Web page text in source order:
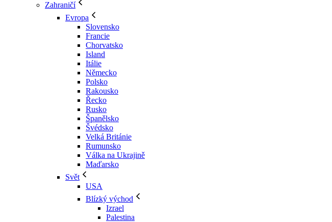
Zahraničí
Evropa
Slovensko
Francie
Chorvatsko
Island
Itálie
Německo
Polsko
Rakousko
Řecko
Rusko
Španělsko
Švédsko
Velká Británie
Rumunsko
Válka na Ukrajině
Maďarsko
Svět
USA
Blízký východ
Izrael
Palestina